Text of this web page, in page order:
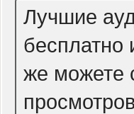
Лучшие
бесплатно
же можете